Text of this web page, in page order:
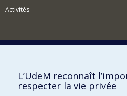
Activités
Comment soutenir l'Institut?
BESOIN D'AIDE?
L’UdeM reconnaît
respecter la vie privée